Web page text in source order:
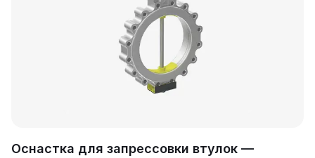
Оснастка для запрессовки втулок —